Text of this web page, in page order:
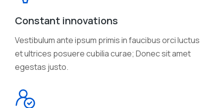
Constant innovations
Vestibulum ante ipsum primis in faucibus orci luctus
et ultrices posuere cubilia curae; Donec sit amet
egestas justo.